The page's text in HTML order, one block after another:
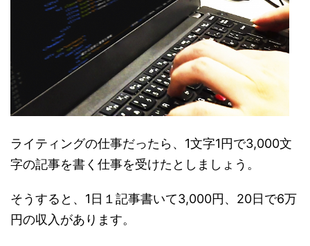
ライティングの仕事だったら、1文字1円で3,000文
字の記事を書く仕事を受けたとしましょう。
そうすると、1日１記事書いて3,000円、20日で6万
円の収入があります。